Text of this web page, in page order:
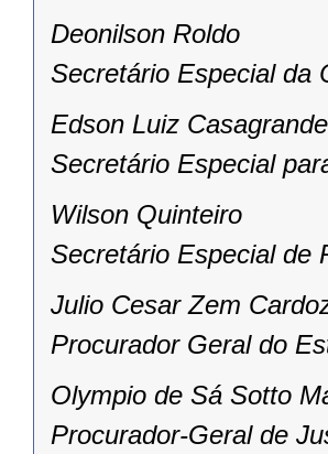
Deonilson Roldo
Secretário Especial da
Edson Luiz Casagrande
Secretário Especial
Wilson Quinteiro
Secretário Especial de
Julio Cesar Zem
Procurador Geral do
Olympio de Sá Sotto
Procurador-Geral de